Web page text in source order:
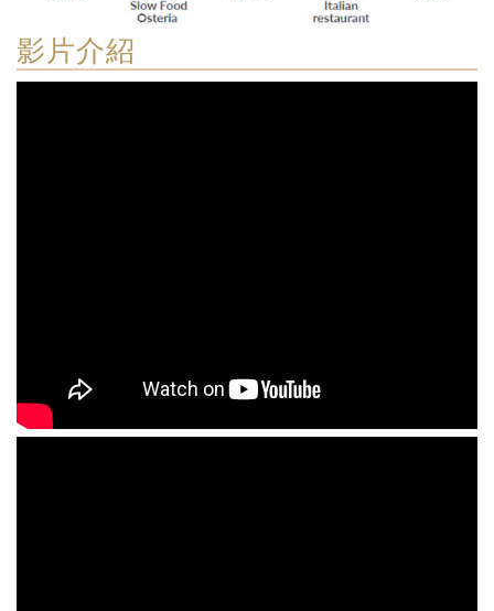
影片介紹